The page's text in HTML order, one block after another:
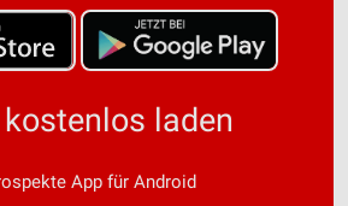
laden
App für Android